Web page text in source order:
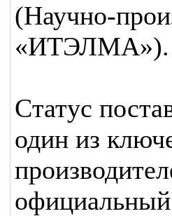
«ИТЭЛМА»).
Статус
один из